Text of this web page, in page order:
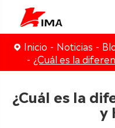
Inicio Noticias
¿Cuál es la
¿Cuál es la
y